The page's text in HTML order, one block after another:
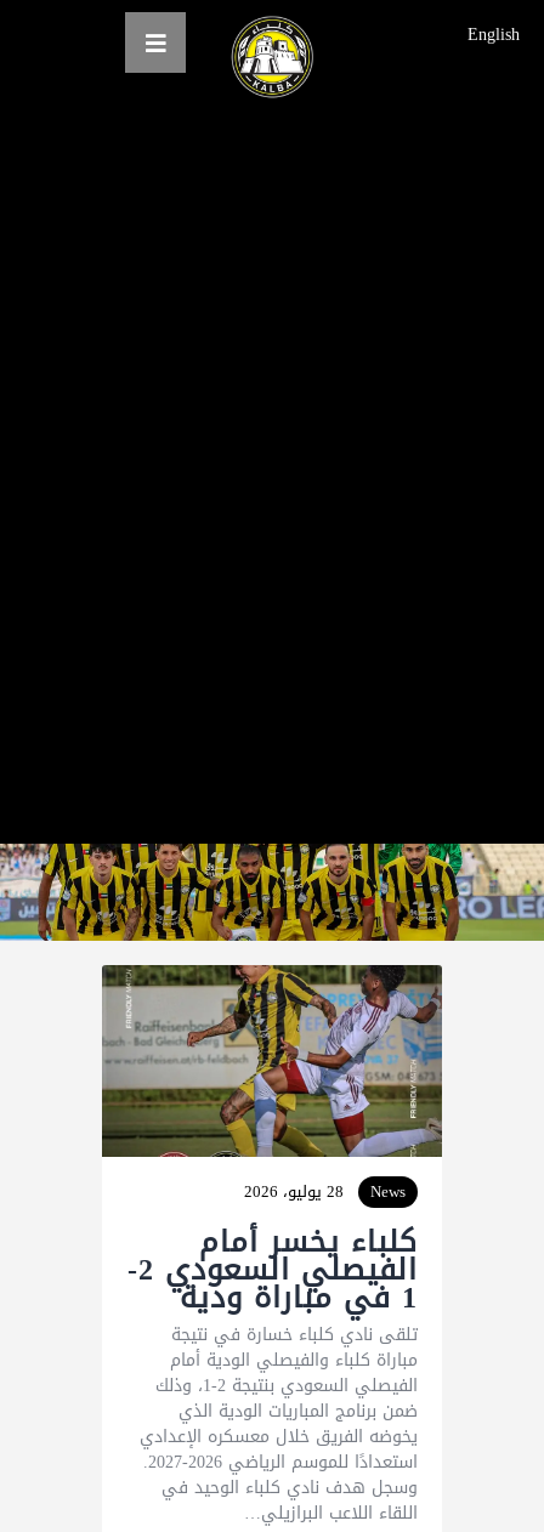
English
News 28 يوليو، 2026
كلباء يخسر أمام الفيصلي السعودي 2- 1 في مباراة ودية
تلقى نادي كلباء خسارة في نتيجة
مباراة كلباء والفيصلي الودية أمام
الفيصلي السعودي بنتيجة 2-1، وذلك
ضمن برنامج المباريات الودية الذي
يخوضه الفريق خلال معسكره الإعدادي
استعدادًا للموسم الرياضي 2026-2027.
وسجل هدف نادي كلباء الوحيد في
اللقاء اللاعب البرازيلي…